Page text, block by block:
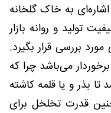
به خاک گلخانه
تولید و روانه بازار
بررسی قرار بگیرد.
می‌باشد چرا که
تا بذر و یا قلمه کاشته
قدرت تخلخل برای